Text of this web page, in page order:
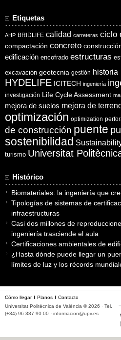
Etiquetas
AHP BRIDLIFE calidad carreteras ciclo
compactación concreto
edificación encofrado estructuras
excavación geotecnia gestión historia
HYDELIFE ICITECH ingeniería
investigación Life Cycle Assessment
mejora de suelos mejora de
optimización optimization
de construcción puente
sostenibilidad
turismo Universitat
Histórico
Biomateriales: la ingeniería que
Tipologías de sistemas de
infraestructuras
Casi dos millones de
ingeniería trasciende el aula
Certificaciones ambientales de
¿Hasta dónde puede llegar un
límites de luz y los récords
Cómo llegar Planos
Contacto
Universitat Politècnica de València © 2026 · Tel.
(+34) 96 387 90 00 · informacion@upv.es